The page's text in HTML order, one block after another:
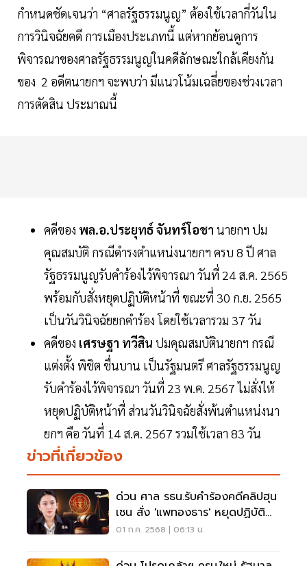
กำหนดชัดเจนว่า “ศาลรัฐธรรมนูญ” ต้องใช้เวลากี่วันใน
การวินิจฉัยคดี การเมืองประเภทนี้ แต่หากย้อนดูการ
พิจารณาของศาลรัฐธรรมนูญในคดีลักษณะใกล้เคียงกัน
ของ 2 อดีตนายกฯ จะพบว่า มีแนวโน้มเฉลี่ยของช่วงเวลา
การตัดสิน ประมาณนี้
คดีของ พล.อ.ประยุทธ์ จันทร์โอชา นายกฯ ปม
คุณสมบัติ กรณีดำรงตำแหน่งนายกฯ ครบ 8 ปี ศาล
รัฐธรรมนูญรับคำร้องไว้พิจารณา วันที่ 24 ส.ค. 2565
พร้อมกับสั่งหยุดปฏิบัติหน้าที่ ขณะที่ 30 ก.ย. 2565
เป็นวันวินิจฉัยยกคำร้อง โดยใช้เวลารวม 37 วัน
คดีของ เศรษฐา ทวีสิน ปมคุณสมบัตินายกฯ กรณี
แต่งตั้ง พิชิต ชื่นบาน เป็นรัฐมนตรี ศาลรัฐธรรมนูญ
รับคำร้องไว้พิจารณา วันที่ 23 พ.ค. 2567 ไม่สั่งให้
หยุดปฏิบัติหน้าที่ ส่วนวันวินิจฉัยสั่งพ้นตำแหน่งนา
ยกฯ คือ วันที่ 14 ส.ค. 2567 รวมใช้เวลา 83 วัน
ข่าวที่เกี่ยวข้อง
ด่วน ศาล รธน.รับคำร้องคดีคลิปฮุน
เซน สั่ง 'แพทองธาร' หยุดปฏิบัติ
หน้าที่นายกฯ
01 ก.ค. 2568 | 06:13 น.